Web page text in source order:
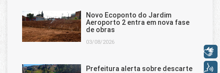
Novo Ecoponto do Jardim
Aeroporto 2 entra em nova fase
de obras
03/08/2026
Prefeitura alerta sobre descarte
Voz